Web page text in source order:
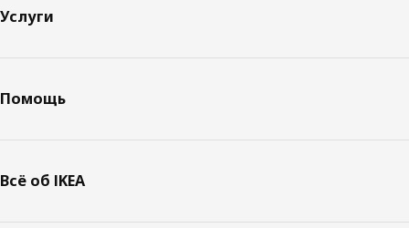
Услуги
Помощь
Всё об IKEA